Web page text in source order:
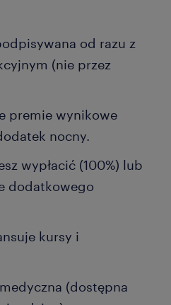
od razu z
(nie przez
premie wynikowe
nocny.
wypłacić (100%) lub
dodatkowego
kursy i
(dostępna